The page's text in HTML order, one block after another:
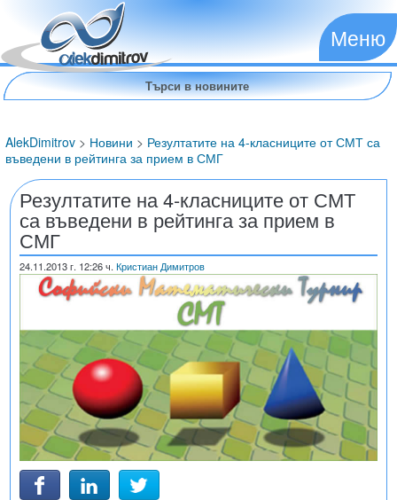
Меню
AlekDimitrov > Новини > Резултатите на 4-класниците от СМТ са
въведени в рейтинга за прием в СМГ
Резултатите на 4-класниците от СМТ
са въведени в рейтинга за прием в
СМГ
24.11.2013г. 12:26 ч. Кристиан Димитров